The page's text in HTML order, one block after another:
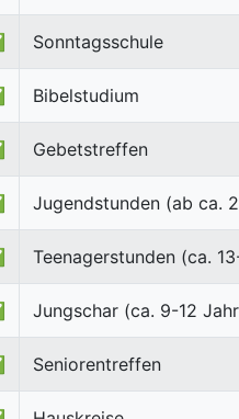
Sonntagsschule
Bibelstudium
Gebetstreffen
Jugendstunden (ab ca.
Teenagerstunden (ca.
Jungschar (ca. 9-12
Seniorentreffen